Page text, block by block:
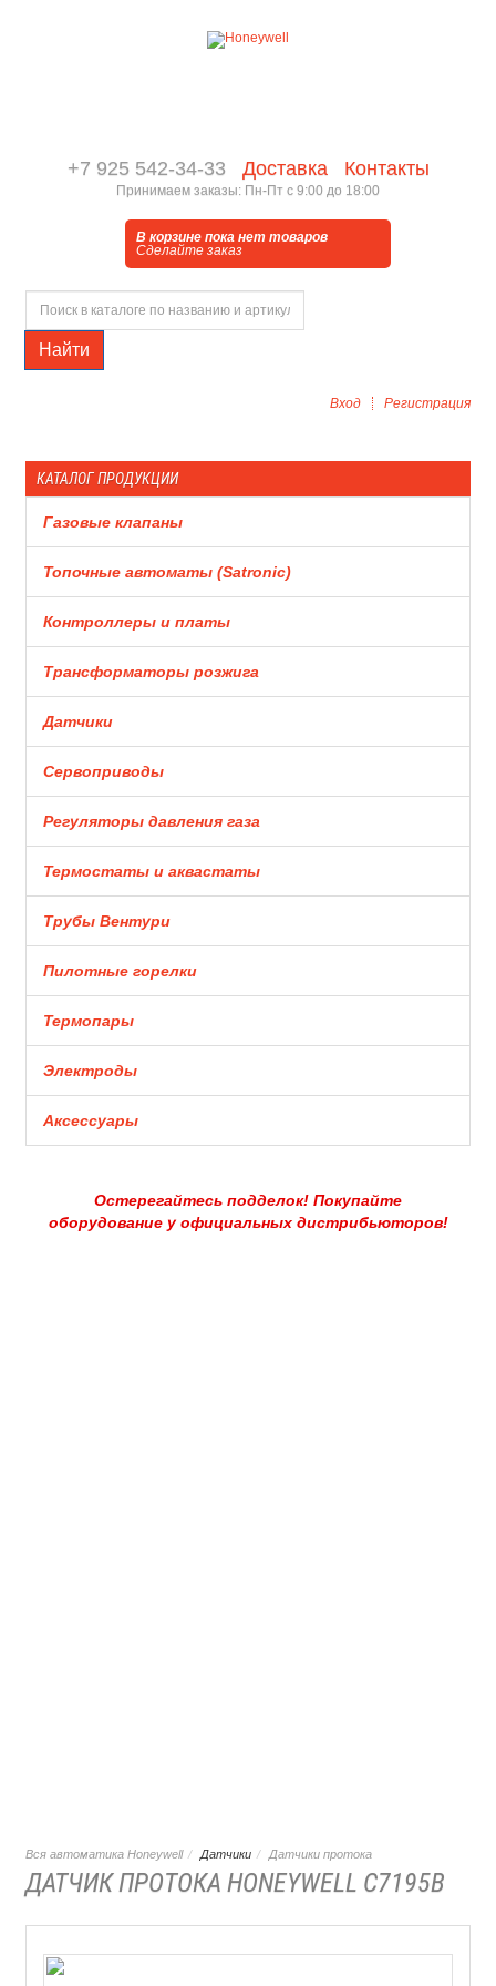
+7 925 542-34-33 Доставка Контакты
Принимаем заказы: Пн-Пт с 9:00 до 18:00
В корзине пока нет товаров
Сделайте заказ
Найти
Вход Регистрация
КАТАЛОГ ПРОДУКЦИИ
Газовые клапаны
Топочные автоматы (Satronic)
Контроллеры и платы
Трансформаторы розжига
Датчики
Сервоприводы
Регуляторы давления газа
Термостаты и аквастаты
Трубы Вентури
Пилотные горелки
Термопары
Электроды
Аксессуары
Остерегайтесь подделок! Покупайте
оборудование у официальных дистрибьюторов!
Вся автоматика Honeywell Датчики Датчики протока
ДАТЧИК ПРОТОКА HONEYWELL C7195B